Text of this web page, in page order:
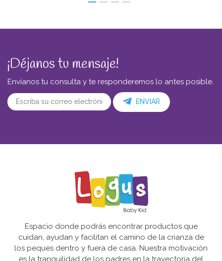
¡Déjanos tu mensaje!
Envíanos tu consulta y te responderemos lo antes posible.
ENVIAR
Espacio donde podrás encontrar productos que
cuidan, ayudan y facilitan el camino de la crianza de
los peques dentro y fuera de casa. Nuestra motivación
es la tranquilidad de los padres en la trayectoria del